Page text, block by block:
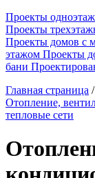
Проекты
Проекты
Проекты домов с
этажом Проекты
бани
Главная страница /
Отопление,
тепловые сети